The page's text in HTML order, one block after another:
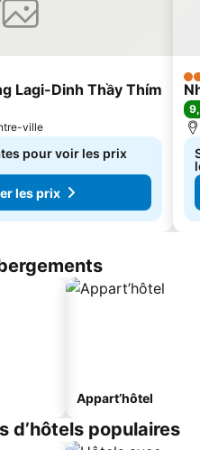
Lagi-Dinh Thầy Thím
ville
pour voir les prix
les prix
3
Appart’hôtel
d’hôtels populaires